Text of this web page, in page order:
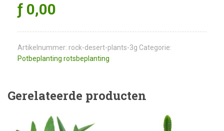
ƒ 0,00
Artikelnummer: rock-desert-plants-3g Categorie:
Potbeplanting rotsbeplanting
Gerelateerde producten